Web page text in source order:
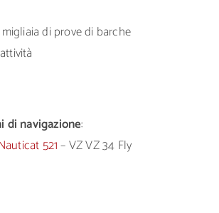
di prove di barche
di navigazione:
521– VZ VZ 34 Fly